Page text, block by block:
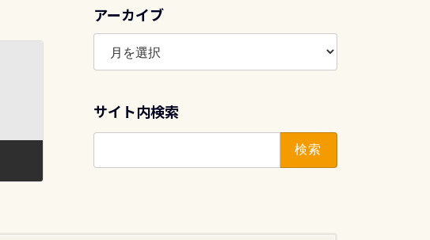
アーカイブ
ア
カ
ブ
サイト内検索